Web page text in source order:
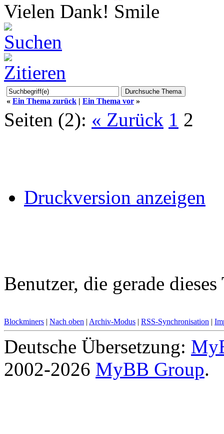
Vielen Dank!
« Ein Thema zurück | Ein Thema vor »
Seiten (2): « Zurück 1 2
Druckversion anzeigen
Benutzer, die gerade
Blockminers | Nach oben | Archiv-Modus | RSS-Synchronisation |
Deutsche Übersetzung:
2002-2026 MyBB Group.